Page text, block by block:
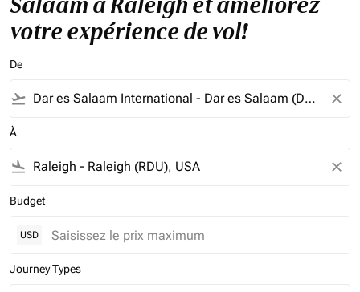
votre expérience de vol!
De
flight_takeoff close
À
flight_land close
Budget
USD
Journey Types